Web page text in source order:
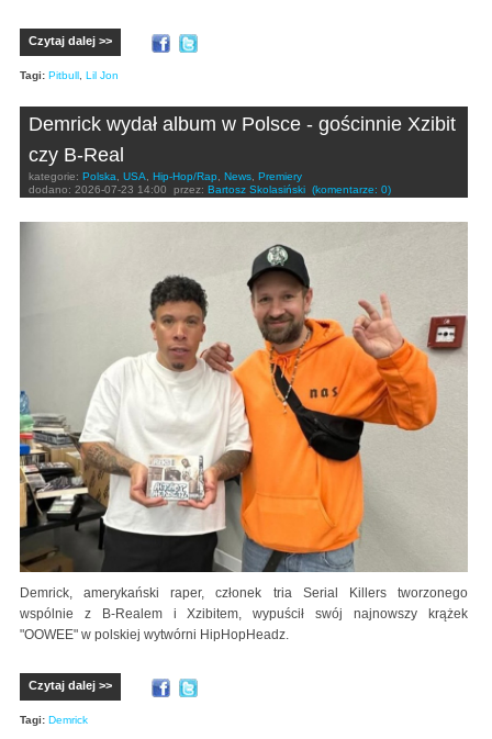
Czytaj dalej >>
Tagi: Pitbull Lil Jon
Demrick wydał album w Polsce - gościnnie Xzibit
czy B-Real
kategorie: Polska USA Hip-Hop/Rap News Premiery
dodano: 2026-07-23 14:00 przez: Bartosz Skolasiński (komentarze: 0)
Demrick, amerykański raper, członek tria Serial Killers tworzonego
wspólnie z B-Realem i Xzibitem, wypuścił swój najnowszy krążek
"OOWEE" w polskiej wytwórni HipHopHeadz.
Czytaj dalej >>
Tagi: Demrick